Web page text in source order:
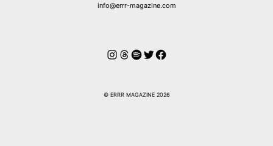
info@errr-magazine.com
Instagram
Hilos
Spotify
Twitter
Facebook
© ERRR MAGAZINE 2026